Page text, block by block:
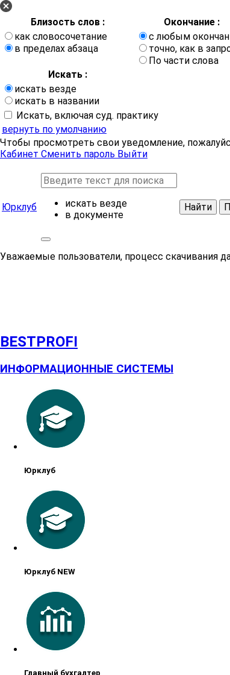
Близость слов :
Окончание :
как словосочетание
в пределах абзаца
с любым
точно, как в
По части слова
Искать :
искать везде
искать в названии
Искать, включая суд. практику
вернуть по умолчанию
Чтобы просмотреть свои уведомление,
Кабинет Сменить пароль Выйти
Юрклуб
искать везде
в документе
Найти
Уважаемые пользователи, процесс скачивания
BESTPROFI
ИНФОРМАЦИОННЫЕ СИСТЕМЫ
Юрклуб
Юрклуб NEW
Главный бухгалтер